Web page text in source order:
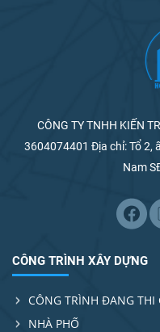
CÔNG TY TNHH KIẾN
3604074401 Địa chỉ: Tổ 2, ấp 3, Xã An Phước, TP Đồng Nai, Việt
CÔNG TRÌNH XÂY DỰNG
CÔNG TRÌNH ĐANG THI
NHÀ PHỐ